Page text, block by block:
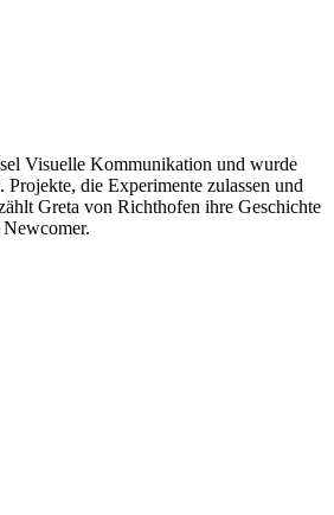
Visuelle Kommunikation und wurde
die Experimente zulassen und
Greta von Richthofen ihre Geschichte